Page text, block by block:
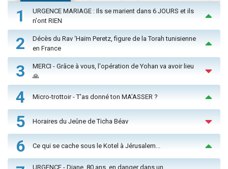
1
URGENCE MARIAGE : Ils se marient dans 6 JOURS et ils
n'ont RIEN
2
Décès du Rav ‘Haïm Peretz, figure de la Torah tunisienne
en France
3
MERCI - Grâce à vous, l'opération de Yohan va avoir lieu
🙏
4 Micro-trottoir - T'as donné ton MA’ASSER ?
5 Horaires du Jeûne de Ticha Béav
6 Ce qui se cache sous le Kotel à Jérusalem...
URGENCE - Diane, 80 ans, en danger dans un